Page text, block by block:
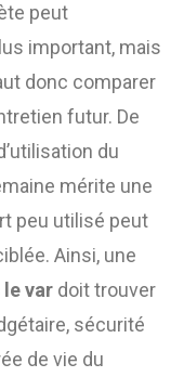
peut
important, mais
donc comparer
futur. De
du
mérite une
peu utilisé peut
Ainsi, une
var doit trouver
sécurité
de vie du